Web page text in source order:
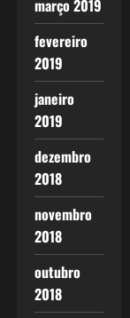
março 2019
fevereiro
2019
janeiro
2019
dezembro
2018
novembro
2018
outubro
2018